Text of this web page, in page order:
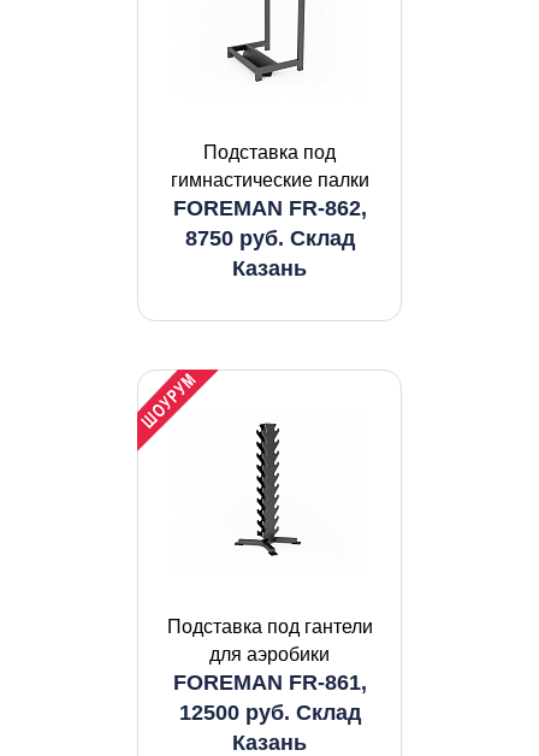
Подставка под
гимнастические палки
FOREMAN FR-862,
8750 руб. Склад
Казань
Подставка под гантели
для аэробики
FOREMAN FR-861,
12500 руб. Склад
Казань